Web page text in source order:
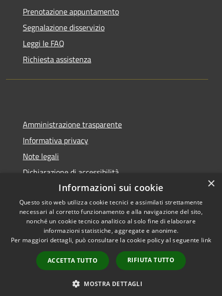
Prenotazione appuntamento
Segnalazione disservizio
Leggi le FAQ
Richiesta assistenza
Amministrazione trasparente
Informativa privacy
Note legali
Dichiarazione di accessibilità
Accessibilità
Privacy
Mappa del sito
Copyright © 2026 • Città di
Pompei • Powered by
Municipium
Accesso
redazione
×
Informazioni sui cookie
Questo sito web utilizza cookie tecnici e assimilati strettamente
necessari al corretto funzionamento e alla navigazione del sito,
nonché un cookie tecnico analitico al solo fine di elaborare
informazioni statistiche, aggregate e anonime.
Per maggiori dettagli, può consultare la cookie policy al seguente link
ACCETTA TUTTO RIFIUTA TUTTO
MOSTRA DETTAGLI